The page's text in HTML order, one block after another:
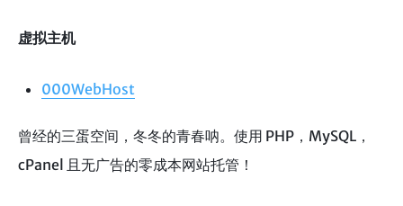
虚拟主机
000WebHost
曾经的三蛋空间，冬冬的青春呐。使用 PHP，MySQL，
cPanel 且无广告的零成本网站托管！